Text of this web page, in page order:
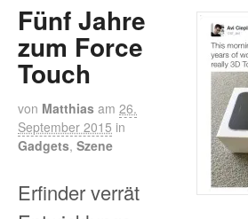
Fünf Jahre
zum Force
Touch
von Matthias am 26.
September 2015 in
Gadgets, Szene
Erfinder verrät